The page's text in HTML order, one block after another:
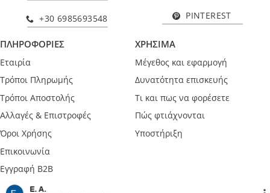
+30 6985693548 PINTEREST
ΠΛΗΡΟΦΟΡΙΕΣ
Εταιρία
Τρόποι Πληρωμής
Τρόποι Αποστολής
Αλλαγές & Επιστροφές
Όροι Χρήσης
Επικοινωνία
Εγγραφή B2B
ΧΡΗΣΙΜΑ
Μέγεθος και εφαρμογή
Δυνατότητα επισκευής
Τι και πως να φορέσετε
Πώς φτιάχνονται
Υποστήριξη